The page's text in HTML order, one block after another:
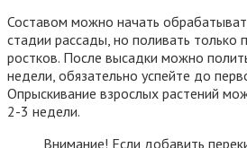
Составом можно начать
стадии рассады, но поливать только
ростков. После высадки можно
недели, обязательно успейте до
Опрыскивание взрослых растений
2-3 недели.
Внимание! Если добавить